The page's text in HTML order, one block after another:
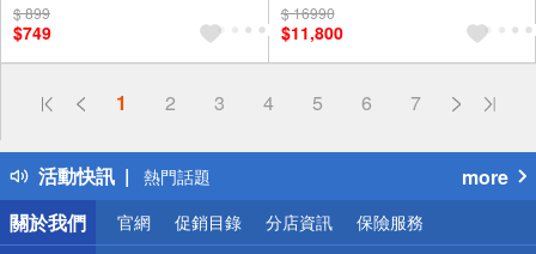
$ 899
$749
$ 16990
$11,800
1 2 3 4 5 6 7
活動快訊
偏遠地區配送
得獎公告
熱門話題
銀行優惠
偏遠地區配送
more
關於我們
官網 促銷目錄 分店資訊 保險服務